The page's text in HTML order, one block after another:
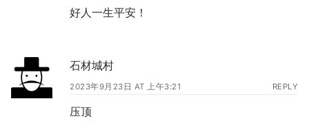
好人一生平安！
石材城村
2023年9月23日 AT 上午3:21 REPLY
压顶